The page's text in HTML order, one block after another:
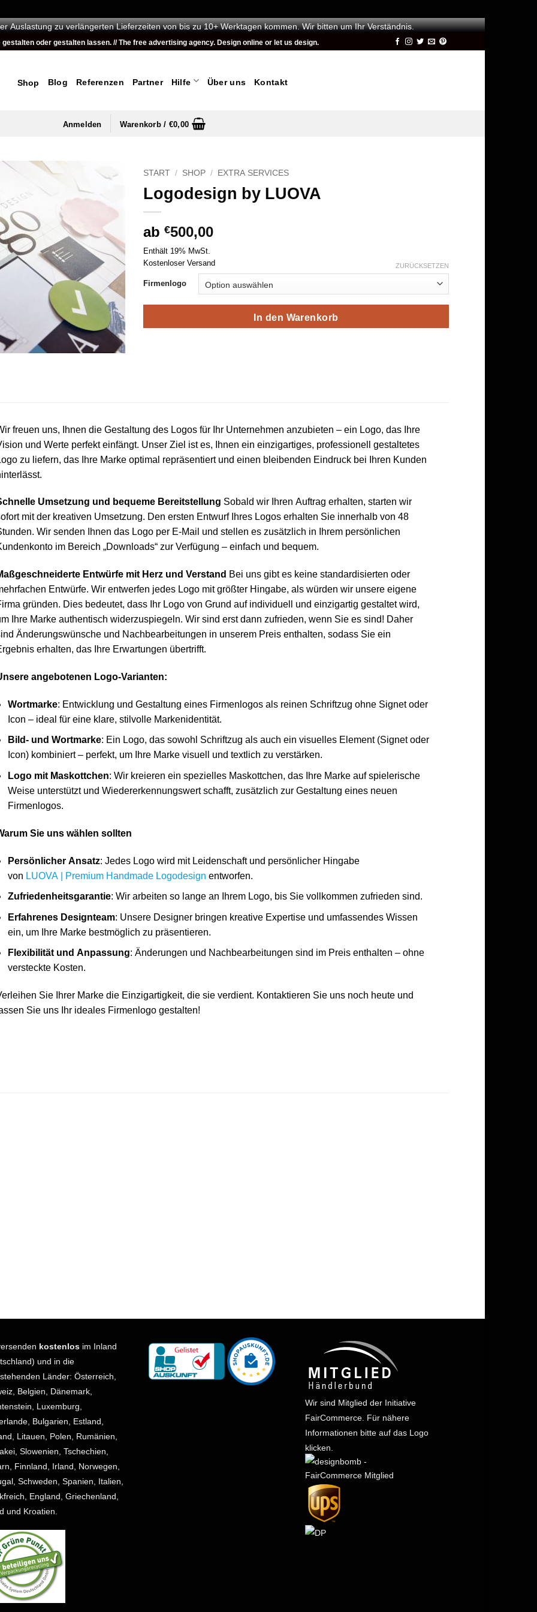
Auslastung zu verlängerten Lieferzeiten von bis zu 10+ Werktagen kommen. Wir bitten um Ihr Verständnis.
oder gestalten lassen. // The free advertising agency. Design online or let us design.
Shop Blog Referenzen Partner Hilfe Über uns Kontakt
Anmelden Warenkorb / €0,00
START / SHOP / EXTRA SERVICES
Logodesign by LUOVA
ab €500,00
Enthält 19% MwSt.
Kostenloser Versand
Firmenlogo
ZURÜCKSETZEN
In den Warenkorb
freuen uns, Ihnen die Gestaltung des Logos für Ihr Unternehmen anzubieten – ein Logo, das Ihre
und Werte perfekt einfängt. Unser Ziel ist es, Ihnen ein einzigartiges, professionell gestaltetes
zu liefern, das Ihre Marke optimal repräsentiert und einen bleibenden Eindruck bei Ihren Kunden
Umsetzung und bequeme Bereitstellung Sobald wir Ihren Auftrag erhalten, starten wir
mit der kreativen Umsetzung. Den ersten Entwurf Ihres Logos erhalten Sie innerhalb von 48
Wir senden Ihnen das Logo per E-Mail und stellen es zusätzlich in Ihrem persönlichen
im Bereich „Downloads“ zur Verfügung – einfach und bequem.
Entwürfe mit Herz und Verstand Bei uns gibt es keine standardisierten oder
Entwürfe. Wir entwerfen jedes Logo mit größter Hingabe, als würden wir unsere eigene
gründen. Dies bedeutet, dass Ihr Logo von Grund auf individuell und einzigartig gestaltet wird,
Ihre Marke authentisch widerzuspiegeln. Wir sind erst dann zufrieden, wenn Sie es sind! Daher
Änderungswünsche und Nachbearbeitungen in unserem Preis enthalten, sodass Sie ein
erhalten, das Ihre Erwartungen übertrifft.
angebotenen Logo-Varianten:
Wortmarke: Entwicklung und Gestaltung eines Firmenlogos als reinen Schriftzug ohne Signet oder
Icon – ideal für eine klare, stilvolle Markenidentität.
Bild- und Wortmarke: Ein Logo, das sowohl Schriftzug als auch ein visuelles Element (Signet oder
Icon) kombiniert – perfekt, um Ihre Marke visuell und textlich zu verstärken.
Logo mit Maskottchen: Wir kreieren ein spezielles Maskottchen, das Ihre Marke auf spielerische
Weise unterstützt und Wiedererkennungswert schafft, zusätzlich zur Gestaltung eines neuen
Firmenlogos.
Sie uns wählen sollten
Persönlicher Ansatz: Jedes Logo wird mit Leidenschaft und persönlicher Hingabe
von LUOVA | Premium Handmade Logodesign entworfen.
Zufriedenheitsgarantie: Wir arbeiten so lange an Ihrem Logo, bis Sie vollkommen zufrieden sind.
Erfahrenes Designteam: Unsere Designer bringen kreative Expertise und umfassendes Wissen
ein, um Ihre Marke bestmöglich zu präsentieren.
Flexibilität und Anpassung: Änderungen und Nachbearbeitungen sind im Preis enthalten – ohne
versteckte Kosten.
Sie Ihrer Marke die Einzigartigkeit, die sie verdient. Kontaktieren Sie uns noch heute und
Sie uns Ihr ideales Firmenlogo gestalten!
kostenlos im Inland
und in die
Länder: Österreich,
Belgien, Dänemark,
Luxemburg,
Bulgarien, Estland,
Litauen, Polen, Rumänien,
Slowenien, Tschechien,
Finnland, Irland, Norwegen,
Schweden, Spanien, Italien,
England, Griechenland,
und Kroatien.
Wir sind Mitglied der Initiative
FairCommerce.
Für nähere
Informationen bitte auf das Logo
klicken.